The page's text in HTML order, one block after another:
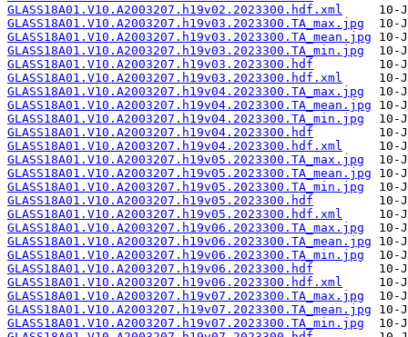
GLASS18A01.V10.A2003207.h19v02.2023300.hdf.xml
GLASS18A01.V10.A2003207.h19v03.2023300.TA_max.jpg
GLASS18A01.V10.A2003207.h19v03.2023300.TA_mean.jpg
GLASS18A01.V10.A2003207.h19v03.2023300.TA_min.jpg
GLASS18A01.V10.A2003207.h19v03.2023300.hdf
GLASS18A01.V10.A2003207.h19v03.2023300.hdf.xml
GLASS18A01.V10.A2003207.h19v04.2023300.TA_max.jpg
GLASS18A01.V10.A2003207.h19v04.2023300.TA_mean.jpg
GLASS18A01.V10.A2003207.h19v04.2023300.TA_min.jpg
GLASS18A01.V10.A2003207.h19v04.2023300.hdf
GLASS18A01.V10.A2003207.h19v04.2023300.hdf.xml
GLASS18A01.V10.A2003207.h19v05.2023300.TA_max.jpg
GLASS18A01.V10.A2003207.h19v05.2023300.TA_mean.jpg
GLASS18A01.V10.A2003207.h19v05.2023300.TA_min.jpg
GLASS18A01.V10.A2003207.h19v05.2023300.hdf
GLASS18A01.V10.A2003207.h19v05.2023300.hdf.xml
GLASS18A01.V10.A2003207.h19v06.2023300.TA_max.jpg
GLASS18A01.V10.A2003207.h19v06.2023300.TA_mean.jpg
GLASS18A01.V10.A2003207.h19v06.2023300.TA_min.jpg
GLASS18A01.V10.A2003207.h19v06.2023300.hdf
GLASS18A01.V10.A2003207.h19v06.2023300.hdf.xml
GLASS18A01.V10.A2003207.h19v07.2023300.TA_max.jpg
GLASS18A01.V10.A2003207.h19v07.2023300.TA_mean.jpg
GLASS18A01.V10.A2003207.h19v07.2023300.TA_min.jpg